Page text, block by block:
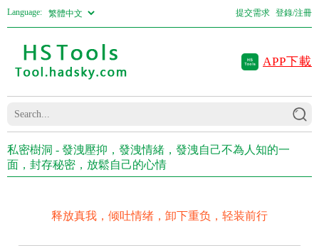
Language: 提交需求 登錄/注冊
APP下載
私密樹洞 - 發洩壓抑，發洩情緒，發洩自己不為人知的一
面，封存秘密，放鬆自己的心情
释放真我，倾吐情绪，卸下重负，轻装前行